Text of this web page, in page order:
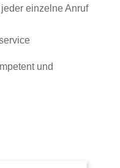
einzelne Anruf
und